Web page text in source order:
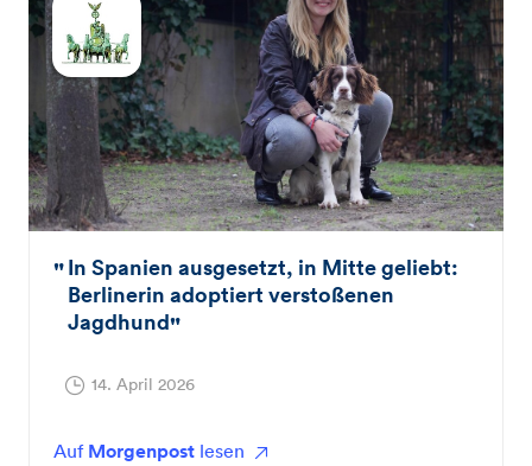
In Spanien ausgesetzt, in Mitte geliebt:
Berlinerin adoptiert verstoßenen
Jagdhund
14. April 2026
Auf Morgenpost lesen